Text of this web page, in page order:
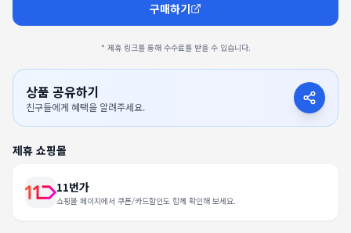
구매하기
* 제휴 링크를 통해 수수료를 받을 수 있습니다.
상품 공유하기
친구들에게 혜택을 알려주세요.
제휴 쇼핑몰
11번가
쇼핑몰 페이지에서 쿠폰/카드할인도 함께 확인해 보세요.